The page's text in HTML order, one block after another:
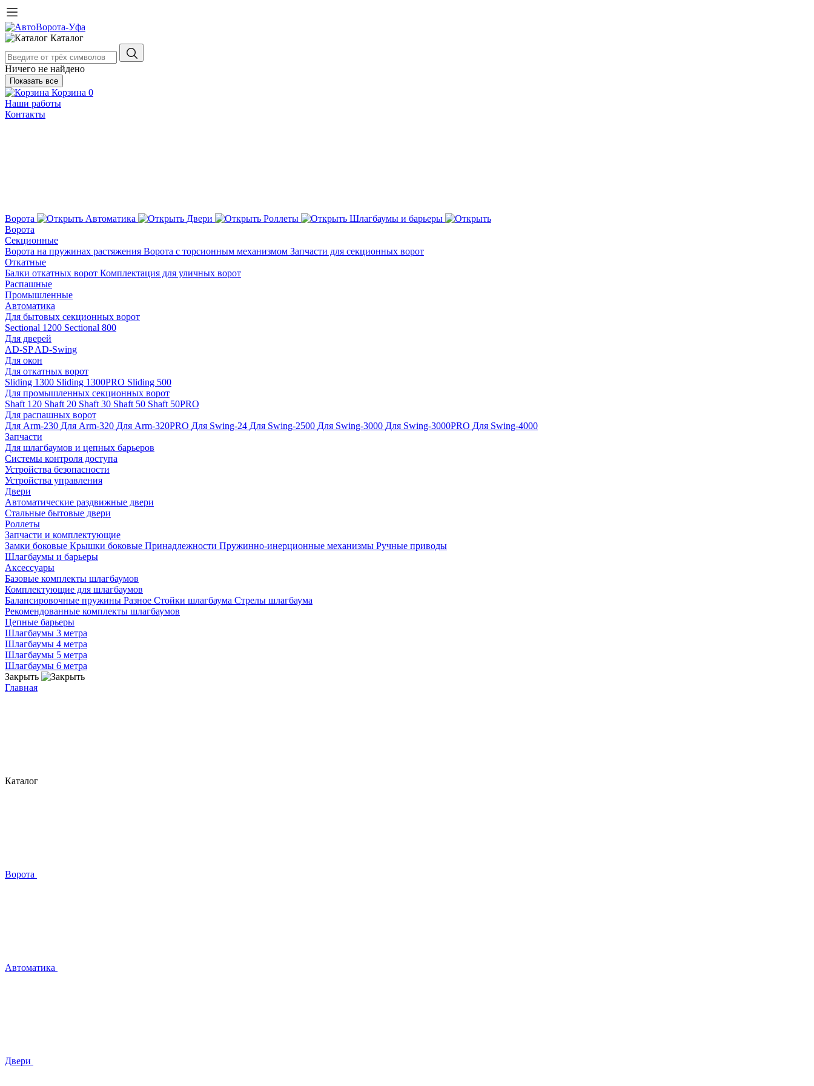
Каталог
Ничего не найдено
Показать все
Корзина 0
Наши работы
Контакты
Ворота Автоматика Двери Роллеты
Шлагбаумы и барьеры
Ворота
Секционные
Ворота на пружинах растяжения Ворота с торсионным механизмом Запчасти для секционных ворот
Откатные
Балки откатных ворот Комплектация для уличных ворот
Распашные
Промышленные
Автоматика
Для бытовых секционных ворот
Sectional 1200 Sectional 800
Для дверей
AD-SPAD-Swing
Для окон
Для откатных ворот
Sliding 1300 Sliding 1300PRO Sliding 500
Для промышленных секционных ворот
Shaft 120 Shaft 20 Shaft 30 Shaft 50 Shaft 50PRO
Для распашных ворот
Для Arm-230 Для Arm-320 Для Arm-320PRO Для Swing-24 Для Swing-2500 Для Swing-3000 Для Swing-3000PRO Для Swing-4000
Запчасти
Для шлагбаумов и цепных барьеров
Системы контроля доступа
Устройства безопасности
Устройства управления
Двери
Автоматические раздвижные двери
Стальные бытовые двери
Роллеты
Запчасти и комплектующие
Замки боковые Крышки боковые Принадлежности Пружинно-инерционные механизмы Ручные приводы
Шлагбаумы и барьеры
Аксессуары
Базовые комплекты шлагбаумов
Комплектующие для шлагбаумов
Балансировочные пружины Разное Стойки шлагбаума Стрелы шлагбаума
Рекомендованные комплекты шлагбаумов
Цепные барьеры
Шлагбаумы 3 метра
Шлагбаумы 4 метра
Шлагбаумы 5 метра
Шлагбаумы 6 метра
Закрыть
Главная
Каталог
Ворота
Автоматика
Двери